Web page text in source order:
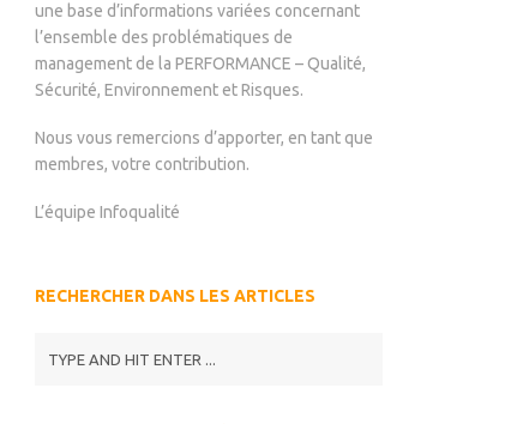
une base d’informations variées concernant
l’ensemble des problématiques de
management de la PERFORMANCE – Qualité,
Sécurité, Environnement et Risques.
Nous vous remercions d’apporter, en tant que
membres, votre contribution.
L’équipe Infoqualité
RECHERCHER DANS LES ARTICLES